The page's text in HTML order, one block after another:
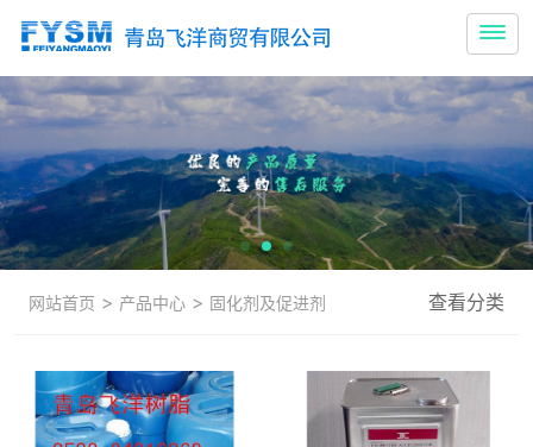
网站首页 > 产品中心 > 固化剂及促进剂 查看分类